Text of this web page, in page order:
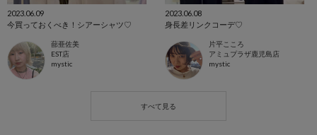
2023.06.09
今買っておくべき！シアーシャツ♡
蔀亜佐美
EST店
mystic
2023.06.08
身長差リンクコーデ♡
片平こころ
アミュプラザ鹿児島店
mystic